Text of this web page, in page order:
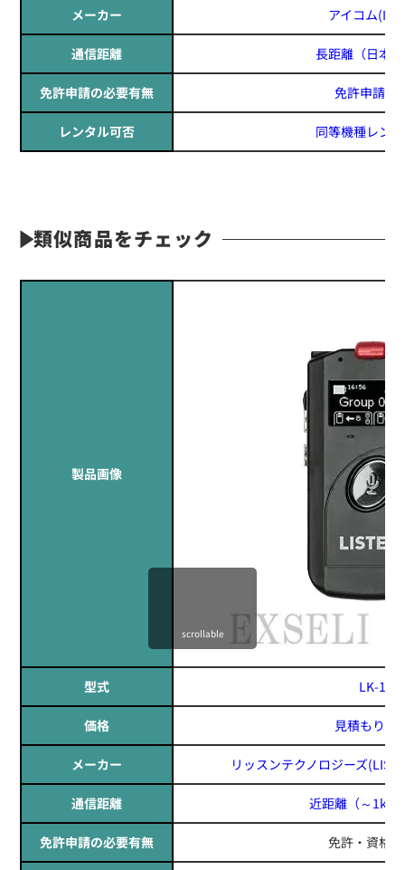
メーカー アイコム
通信距離 長距離 （日本
免許申請の必要有無 免許申請必
レンタル可否 同等機種レン
類似商品をチェック
製品画像
型式 LK-1
価格 見積もりす
メーカー リッスンテクノロジーズ
通信距離 近距離（～1km
免許申請の必要有無 免許・資格
scrollable